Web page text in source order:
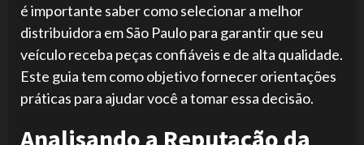
é importante saber como selecionar a melhor
distribuidora em São Paulo para garantir que seu
veículo receba peças confiáveis e de alta qualidade.
Este guia tem como objetivo fornecer orientações
práticas para ajudar você a tomar essa decisão.
Analisando a Reputação da